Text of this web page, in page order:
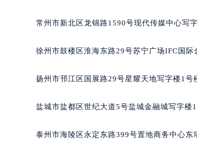
台州市椒江区东海大道1800
甘肃省兰州市七里河区西津
黑龙江省大庆市萨尔图区会
黑龙江省黑河市爱辉区中央
黑龙江省佳木斯市向阳区长
常州市新北区龙锦路1590号现代传媒中心写
徐州市鼓楼区淮海东路29号苏宁广场IFC国际
扬州市邗江区国展路29号星耀天地写字楼1号
盐城市盐都区世纪大道5号盐城金融城写字楼
泰州市海陵区永定东路399号置地商务中心东